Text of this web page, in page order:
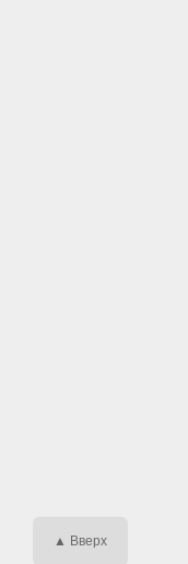
▲ Вверх